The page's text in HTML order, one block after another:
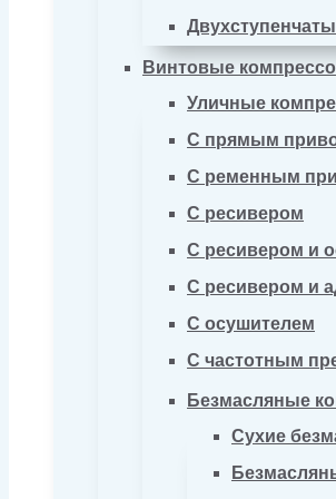
Винтовые
Уличные
С прямым
С ременным
С ресивером
С ресивером и
С ресивером и
С осушителем
С частотным
Безмасляные
Сухие